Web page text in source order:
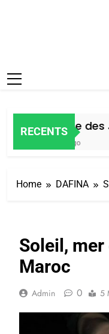
RECENTS
Histoire des
Home DAFINA
Soleil,
Maroc ‎
Admin 0 5